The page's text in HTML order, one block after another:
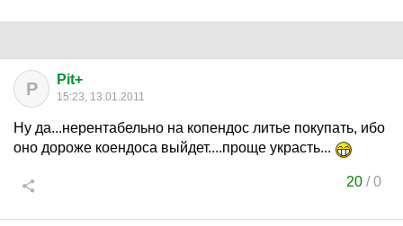
P Pit+
15:23, 13.01.2011
Ну да...нерентабельно на копендос литье покупать, ибо
оно дороже коендоса выйдет....проще украсть...
20 /0